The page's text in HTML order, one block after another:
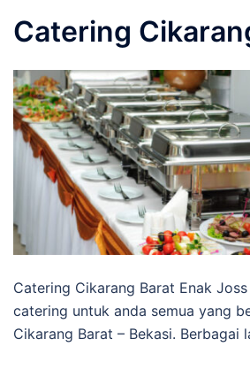
Catering
Catering Cikarang Barat Enak
catering untuk anda semua yang
Cikarang Barat – Bekasi.